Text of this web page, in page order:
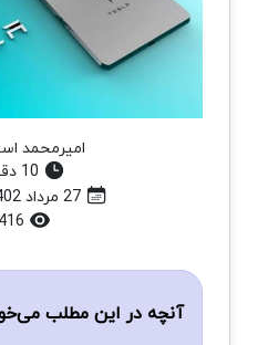
امیرمحمد
آنچه در این مطلب